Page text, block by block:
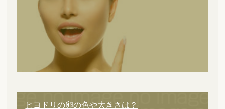
ヒヨドリの卵の色や大きさは？